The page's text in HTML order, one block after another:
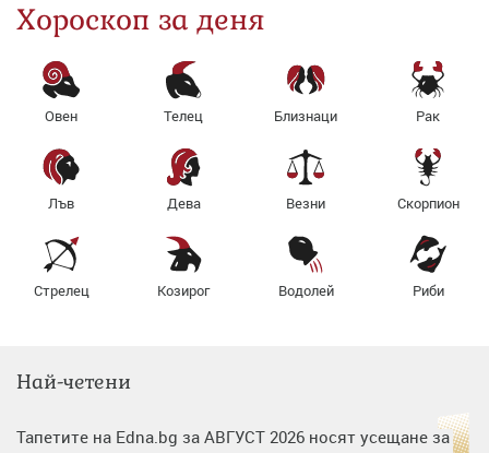
Хороскоп за деня
Овен Телец Близнаци Рак
Лъв Дева Везни Скорпион
Стрелец Козирог Водолей Риби
Най-четени
Тапетите на Edna.bg за АВГУСТ 2026 носят усещане за